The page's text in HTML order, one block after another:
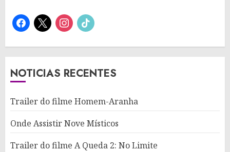
facebook
x instagram
tiktok
NOTICIAS RECENTES
Trailer do filme Homem-Aranha
Onde Assistir Nove Místicos
Trailer do filme A Queda 2: No Limite